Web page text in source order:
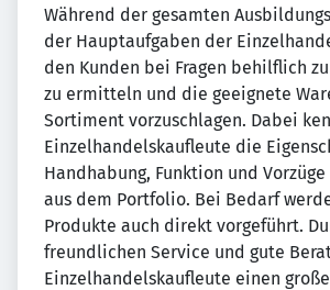
Während der gesamten
der Hauptaufgaben der
den Kunden bei Fragen behilflich
zu ermitteln und die geeignete
Sortiment vorzuschlagen. Dabei
Einzelhandelskaufleute die
Handhabung, Funktion und
aus dem Portfolio. Bei Bedarf
Produkte auch direkt vorgeführt.
freundlichen Service und gute
Einzelhandelskaufleute einen